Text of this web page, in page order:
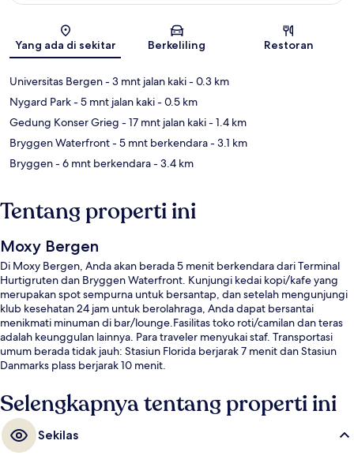
Peta
Yang ada di sekitar Berkeliling Restoran
Universitas Bergen- 3 mnt jalan kaki- 0.3 km
Nygard Park- 5 mnt jalan kaki- 0.5 km
Gedung Konser Grieg - 17 mnt jalan kaki- 1.4 km
Bryggen Waterfront- 5 mnt berkendara- 3.1 km
Bryggen- 6 mnt berkendara- 3.4 km
Tentang properti ini
Moxy Bergen
Di Moxy Bergen, Anda akan berada 5 menit berkendara dari Terminal
Hurtigruten dan Bryggen Waterfront. Kunjungi kedai kopi/kafe yang
merupakan spot sempurna untuk bersantap, dan setelah mengunjungi
klub kesehatan 24 jam untuk berolahraga, Anda dapat bersantai
menikmati minuman di bar/lounge.Fasilitas toko roti/camilan dan teras
adalah keunggulan lainnya. Para traveler menyukai staf. Transportasi
umum berada tidak jauh: Stasiun Florida berjarak 7 menit dan Stasiun
Danmarks plass berjarak 10 menit.
Selengkapnya tentang properti ini
Sekilas